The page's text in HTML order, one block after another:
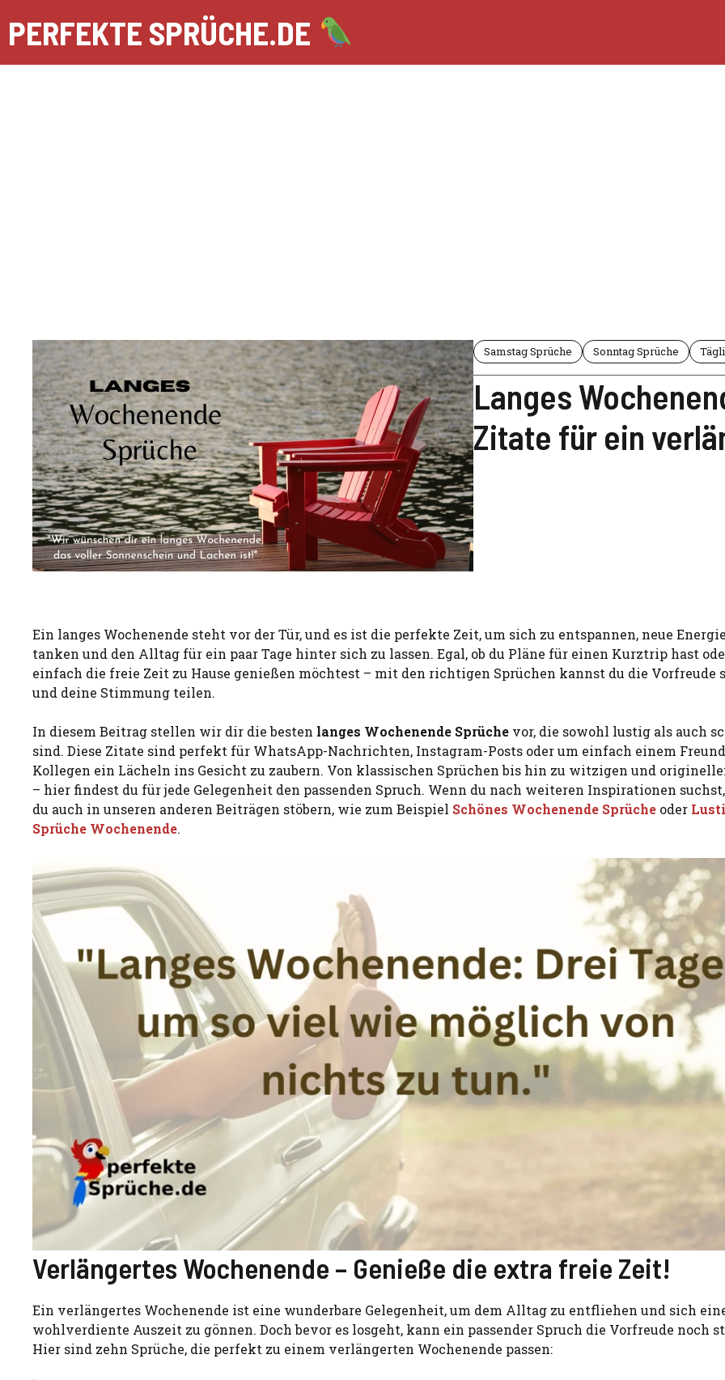
Inhalt
springen
PERFEKTE SPRÜCHE.DE
Samstag Sprüche Sonntag Sprüche
Langes
Zitate für ein
Ein langes Wochenende steht vor der Tür, und es ist die perfekte Zeit, um sich zu entspannen, neue
tanken und den Alltag für ein paar Tage hinter sich zu lassen. Egal, ob du Pläne für einen Kurztrip hast
einfach die freie Zeit zu Hause genießen möchtest – mit den richtigen Sprüchen kannst du die Vorfreude
und deine Stimmung teilen.
In diesem Beitrag stellen wir dir die besten langes Wochenende Sprüche vor, die sowohl lustig als auch
sind. Diese Zitate sind perfekt für WhatsApp-Nachrichten, Instagram-Posts oder um einfach einem
Kollegen ein Lächeln ins Gesicht zu zaubern. Von klassischen Sprüchen bis hin zu witzigen und
– hier findest du für jede Gelegenheit den passenden Spruch. Wenn du nach weiteren Inspirationen
du auch in unseren anderen Beiträgen stöbern, wie zum Beispiel Schönes Wochenende Sprüche oder
Sprüche Wochenende.
Verlängertes Wochenende – Genieße die extra freie Zeit!
Ein verlängertes Wochenende ist eine wunderbare Gelegenheit, um dem Alltag zu entfliehen und sich
wohlverdiente Auszeit zu gönnen. Doch bevor es losgeht, kann ein passender Spruch die Vorfreude noch
Hier sind zehn Sprüche, die perfekt zu einem verlängerten Wochenende passen: